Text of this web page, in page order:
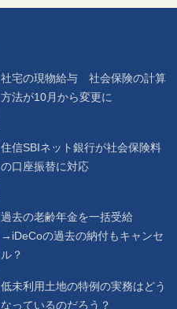
社宅の現物給与 社会保険の計算
方法が10月から変更に
住信SBIネット銀行が社会保険料
の口座振替に対応
過去の老齢年金を一括受給
→iDeCoの過去の納付もキャンセ
ル？
低未利用土地の特例の実務はどう
なっているのだろう？